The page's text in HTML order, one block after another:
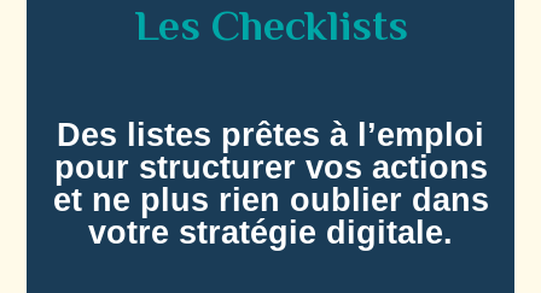
Les Checklists
Des listes prêtes à l’emploi
pour structurer vos actions
et ne plus rien oublier dans
votre stratégie digitale.